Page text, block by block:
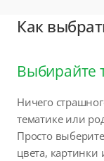
Как
Выбирайте
Ничего
тематике или
Просто
цвета,